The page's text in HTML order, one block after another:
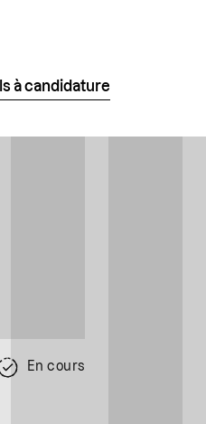
à candidature
En cours